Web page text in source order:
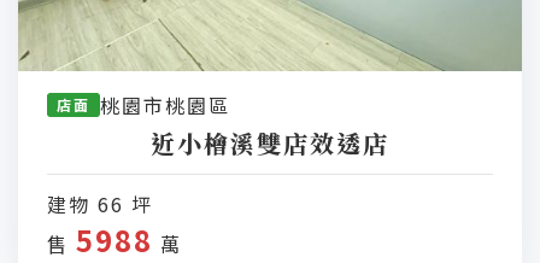
店面 桃園市桃園區
近小檜溪雙店效透店
建物 66 坪
售 5988 萬